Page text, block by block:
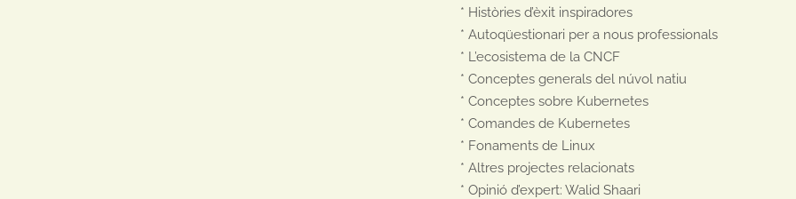
* Històries d’èxit inspiradores
* Autoqüestionari per a nous professionals
* L’ecosistema de la CNCF
* Conceptes generals del núvol natiu
* Conceptes sobre Kubernetes
* Comandes de Kubernetes
* Fonaments de Linux
* Altres projectes relacionats
* Opinió d’expert: Walid Shaari